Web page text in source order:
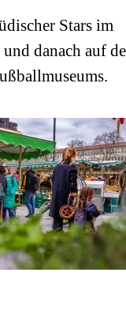
Stars im
danach auf